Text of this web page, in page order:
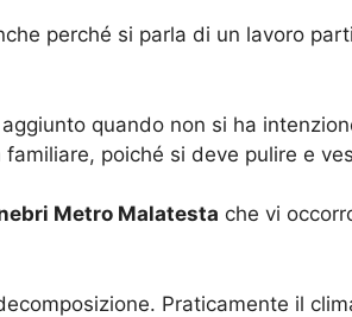
perché si parla di un lavoro
quando non si ha
poiché si deve pulire e
Metro Malatesta che vi
Praticamente il